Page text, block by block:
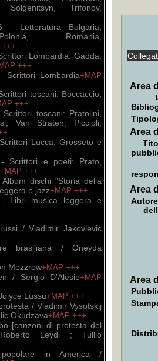
Trifonov,
- Letteratura Bulgaria,
Romania,
+++
Lombardia: Gadda,
+++
Scrittori Lombardia+MAP
toscani: Boccaccio,
+++
toscani: Pratolini,
Van Straten, Piccioli,
Lucca, Grosseto e
Scrittori e poeti: Prato,
+MAP +++
dischi "Storia della
e jazz+MAP +++
Libri musica leggera e
/ Vladimir Jakovlevic
brasiliana / Oneyda
Mezzrow+MAP +++
/ Sergio D'Alesio+MAP
Lussu+MAP +++
/ Vladimir Vysotskij
Okudzava+MAP +++
[canzoni di protesta del
Leydi ; Tullio
in America /
Area
Area
Area
Area